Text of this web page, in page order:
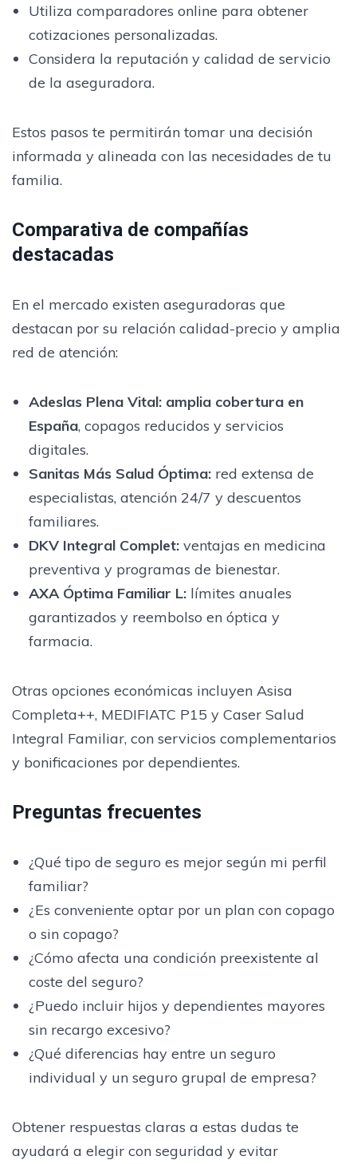
Utiliza comparadores online para obtener
cotizaciones personalizadas.
Considera la reputación y calidad de servicio
de la aseguradora.
Estos pasos te permitirán tomar una decisión
informada y alineada con las necesidades de tu
familia.
Comparativa de compañías
destacadas
En el mercado existen aseguradoras que
destacan por su relación calidad-precio y amplia
red de atención:
Adeslas Plena Vital: amplia cobertura en
España, copagos reducidos y servicios
digitales.
Sanitas Más Salud Óptima:red extensa de
especialistas, atención 24/7 y descuentos
familiares.
DKV Integral Complet:ventajas en medicina
preventiva y programas de bienestar.
AXA Óptima Familiar L:límites anuales
garantizados y reembolso en óptica y
farmacia.
Otras opciones económicas incluyen Asisa
Completa++, MEDIFIATC P15 y Caser Salud
Integral Familiar, con servicios complementarios
y bonificaciones por dependientes.
Preguntas frecuentes
¿Qué tipo de seguro es mejor según mi perfil
familiar?
¿Es conveniente optar por un plan con copago
o sin copago?
¿Cómo afecta una condición preexistente al
coste del seguro?
¿Puedo incluir hijos y dependientes mayores
sin recargo excesivo?
¿Qué diferencias hay entre un seguro
individual y un seguro grupal de empresa?
Obtener respuestas claras a estas dudas te
ayudará a elegir con seguridad y evitar